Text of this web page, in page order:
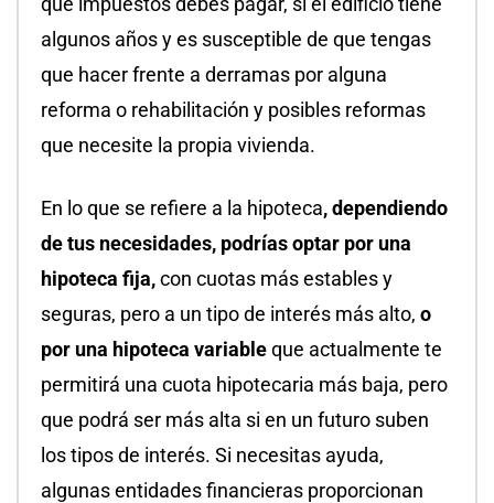
algunos años y es susceptible de que tengas
que hacer frente a derramas por alguna
reforma o rehabilitación y posibles reformas
que necesite la propia vivienda.
En lo que se refiere a la hipoteca, dependiendo
de tus necesidades, podrías optar por una
hipoteca fija,con cuotas más estables y
seguras, pero a un tipo de interés más alto, o
por una hipoteca variableque actualmente te
permitirá una cuota hipotecaria más baja, pero
que podrá ser más alta si en un futuro suben
los tipos de interés. Si necesitas ayuda,
algunas entidades financieras proporcionan